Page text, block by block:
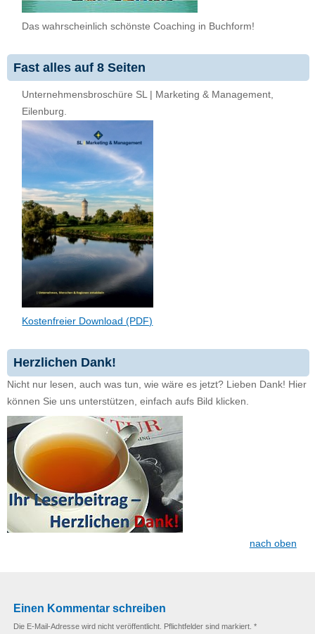
Das wahrscheinlich schönste Coaching in Buchform!
Fast alles auf 8 Seiten
Unternehmensbroschüre SL | Marketing & Management,
Eilenburg.
Kostenfreier Download (PDF)
Herzlichen Dank!
Nicht nur lesen, auch was tun, wie wäre es jetzt? Lieben Dank! Hier
können Sie uns unterstützen, einfach aufs Bild klicken.
nach oben
Einen Kommentar schreiben
Die E-Mail-Adresse wird nicht veröffentlicht. Pflichtfelder sind markiert. *